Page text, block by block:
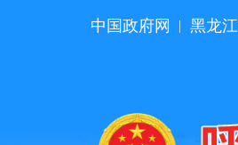
中国政府网 | 黑龙